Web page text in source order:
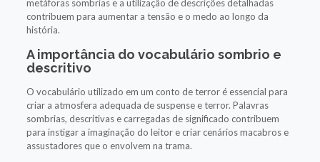
metáforas sombrias e a utilização de descrições detalhadas
contribuem para aumentar a tensão e o medo ao longo da
história.
A importância do vocabulário sombrio e
descritivo
O vocabulário utilizado em um conto de terror é essencial para
criar a atmosfera adequada de suspense e terror. Palavras
sombrias, descritivas e carregadas de significado contribuem
para instigar a imaginação do leitor e criar cenários macabros e
assustadores que o envolvem na trama.